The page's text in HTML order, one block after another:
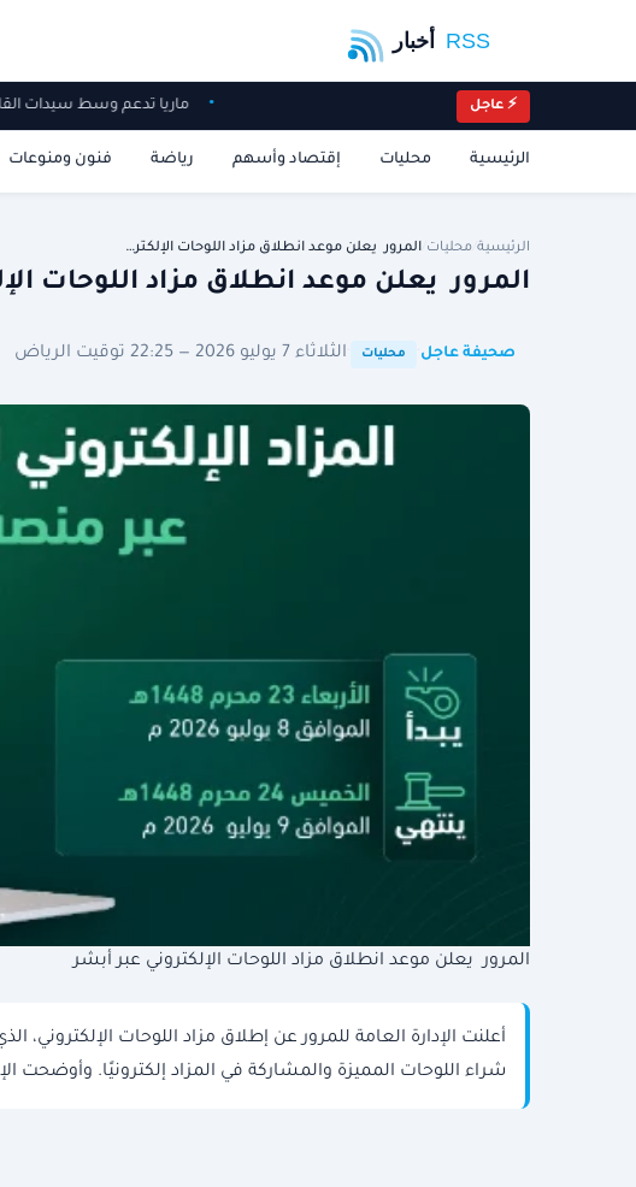
⚡ عاجل ماريا تدعم وسط سيدات
الرئيسية محليات إقتصاد وأسهم رياضة فنون ومنوعات
الرئيسية محليات المرور يعلن موعد انطلاق مزاد اللوحات الإلكتر…
المرور يعلن موعد انطلاق مزاد اللوحات
صحيفة عاجل محليات الثلاثاء 7 يوليو 2026 — 22:25 توقيت الرياض
المرور يعلن موعد انطلاق مزاد اللوحات الإلكتروني عبر أبشر
أعلنت الإدارة العامة للمرور عن إطلاق مزاد اللوحات الإلكتروني،
شراء اللوحات المميزة والمشاركة في المزاد إلكترونيًا. وأوضحت